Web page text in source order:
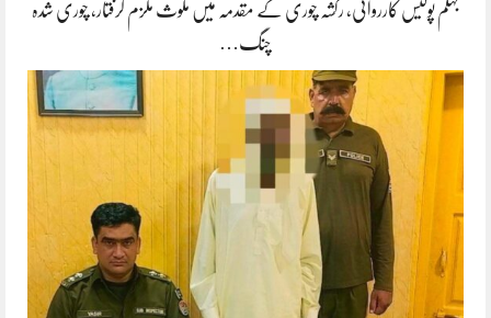
جہلم پولیس کارروائی، رکشہ چوری کے مقدمہ میں ملوث ملزم گرفتار، چوری شدہ
چنگ…